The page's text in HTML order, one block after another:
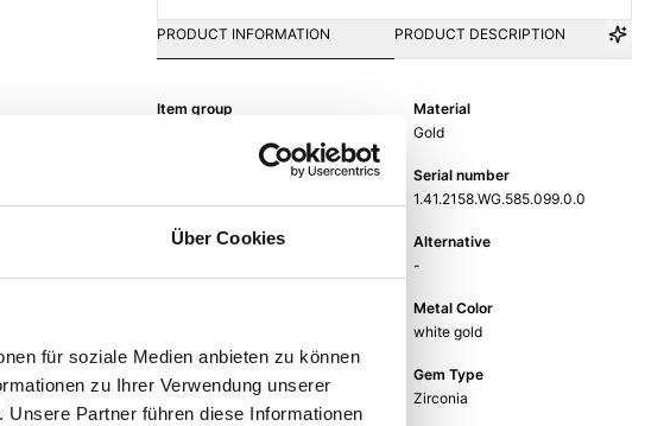
Über Cookies
für soziale Medien anbieten zu können
zu Ihrer Verwendung unserer
Partner führen diese Informationen
PRODUCT INFORMATION PRODUCT DESCRIPTION
Item group
Material
Gold
Serial number
1.41.2158.WG.585.099.0.0
EAN
Alternative
-
Metal Color
white gold
Gem Color
Gem Type
Zirconia